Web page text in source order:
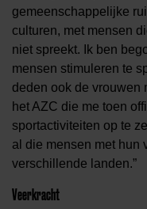
gemeenschappelijke
culturen, met mensen
niet spreekt. Ik ben
mensen stimuleren te
deden ook de vrouwen
het AZC die me toen
sportactiviteiten op te
al die mensen met hun
verschillende landen.”
Veerkracht